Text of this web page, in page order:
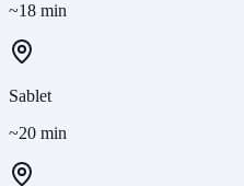
~18 min
Sablet
~20 min